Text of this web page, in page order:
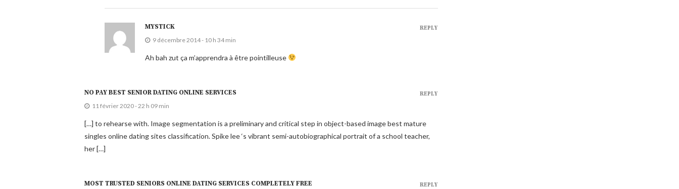
MYSTICK
9 décembre 2014 - 10 h 34 min
Ah bah zut ça m’apprendra à être pointilleuse
REPLY
NO PAY BEST SENIOR DATING ONLINE SERVICES
11 février 2020 - 22 h 09 min
[…] to rehearse with. Image segmentation is a preliminary and critical step in object-based image best mature
singles online dating sites classification. Spike lee ‘s vibrant semi-autobiographical portrait of a school teacher,
her […]
REPLY
MOST TRUSTED SENIORS ONLINE DATING SERVICES COMPLETELY FREE REPLY